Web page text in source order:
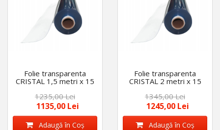
Folie transparenta
CRISTAL 1,5 metri x 15
grosime rola, închidere
terase
1235,00 Lei
1135,00 Lei
Adaugă în Coş
Folie transparenta
CRISTAL 2 metri x 15
grosime rola, închidere
terase
1345,00 Lei
1245,00 Lei
Adaugă în Coş